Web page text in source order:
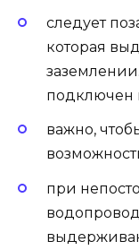
следует
которая
подключен
важно,
при